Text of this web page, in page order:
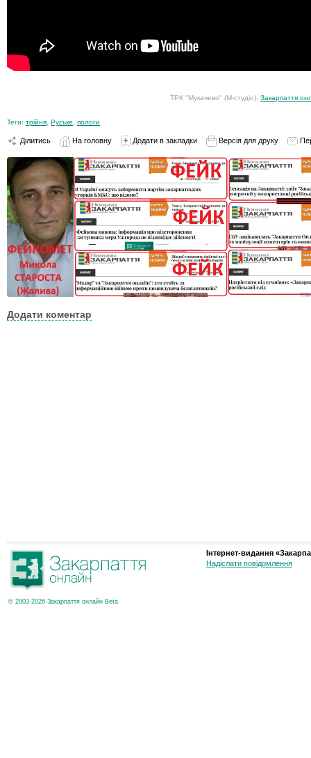
ТРК "Мукачево" (М-студіо), Закарпаття
Теги: трійня Руське пологи
Ділитись На головну Додати в закладки Версія для друку
Додати коментар
© 2003-2026 Закарпаття онлайн Beta
Інтернет-видання
Надіслати повідомлення